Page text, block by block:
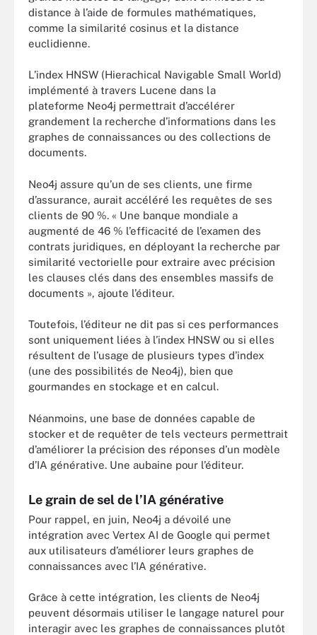
distance à l’aide de formules mathématiques,
comme la similarité cosinus et la distance
euclidienne.
L’index HNSW (Hierachical Navigable Small World)
implémenté à travers Lucene dans la
plateforme Neo4j permettrait d’accélérer
grandement la recherche d’informations dans les
graphes de connaissances ou des collections de
documents.
Neo4j assure qu’un de ses clients, une firme
d’assurance, aurait accéléré les requêtes de ses
clients de 90 %. « Une banque mondiale a
augmenté de 46 % l’efficacité de l’examen des
contrats juridiques, en déployant la recherche par
similarité vectorielle pour extraire avec précision
les clauses clés dans des ensembles massifs de
documents », ajoute l’éditeur.
Toutefois, l’éditeur ne dit pas si ces performances
sont uniquement liées à l’index HNSW ou si elles
résultent de l’usage de plusieurs types d’index
(une des possibilités de Neo4j), bien que
gourmandes en stockage et en calcul.
Néanmoins, une base de données capable de
stocker et de requêter de tels vecteurs permettrait
d’améliorer la précision des réponses d’un modèle
d’IA générative. Une aubaine pour l’éditeur.
Le grain de sel de l’IA générative
Pour rappel, en juin, Neo4j a dévoilé une
intégration avec Vertex AI de Google qui permet
aux utilisateurs d’améliorer leurs graphes de
connaissances avec l’IA générative.
Grâce à cette intégration, les clients de Neo4j
peuvent désormais utiliser le langage naturel pour
interagir avec les graphes de connaissances plutôt